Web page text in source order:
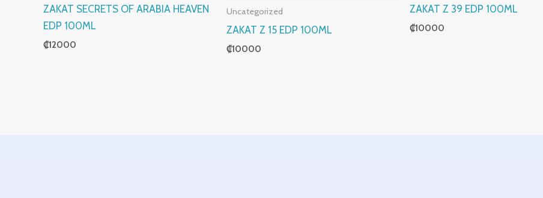
ZAKAT SECRETS OF ARABIA HEAVEN
EDP 100ML
₡12000
Uncategorized
ZAKAT Z 15 EDP 100ML
₡10000
ZAKAT Z 39 EDP 100ML
₡10000